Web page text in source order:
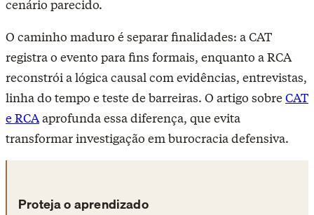
cenário parecido.
O caminho maduro é separar finalidades: a CAT
registra o evento para fins formais, enquanto a RCA
reconstrói a lógica causal com evidências, entrevistas,
linha do tempo e teste de barreiras. O artigo sobreCAT
e RCAaprofunda essa diferença, que evita
transformar investigação em burocracia defensiva.
Proteja o aprendizado